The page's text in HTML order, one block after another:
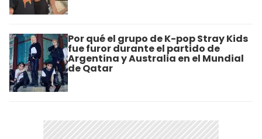
Por qué el grupo de K-pop Stray Kids
fue furor durante el partido de
Argentina y Australia en el Mundial
de Qatar